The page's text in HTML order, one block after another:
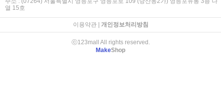
열 15호
이용약관| 개인정보처리방침
ⓒ123mall All rights reserved.
MakeShop